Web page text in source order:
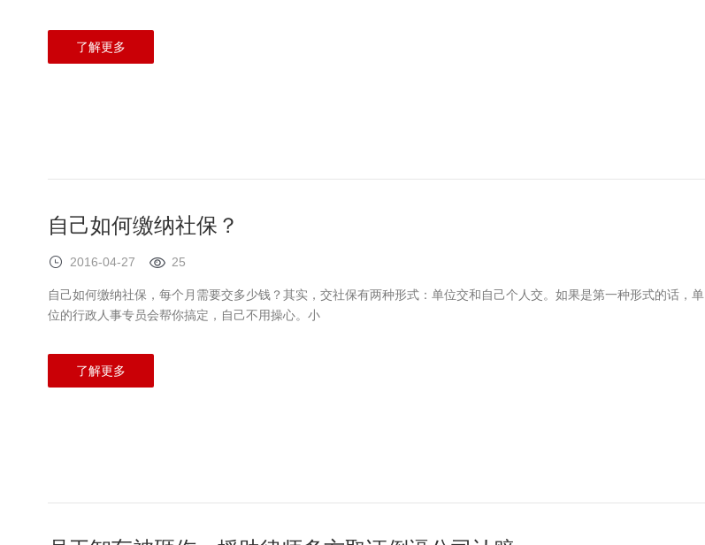
了解更多
自己如何缴纳社保？
2016-04-27 25
自己如何缴纳社保，每个月需要交多少钱？其实，交社保有两种形式：单位交和自己个人交。如果是第一种形式的话，单
位的行政人事专员会帮你搞定，自己不用操心。小
了解更多